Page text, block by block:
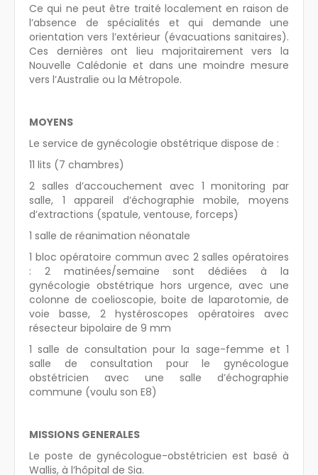
Ce qui ne peut être traité localement en raison de
l’absence de spécialités et qui demande une
orientation vers l’extérieur (évacuations sanitaires).
Ces dernières ont lieu majoritairement vers la
Nouvelle Calédonie et dans une moindre mesure
vers l’Australie ou la Métropole.
MOYENS
Le service de gynécologie obstétrique dispose de :
11 lits (7 chambres)
2 salles d’accouchement avec 1 monitoring par
salle, 1 appareil d’échographie mobile, moyens
d’extractions (spatule, ventouse, forceps)
1 salle de réanimation néonatale
1 bloc opératoire commun avec 2 salles opératoires
: 2 matinées/semaine sont dédiées à la
gynécologie obstétrique hors urgence, avec une
colonne de coelioscopie, boite de laparotomie, de
voie basse, 2 hystéroscopes opératoires avec
résecteur bipolaire de 9 mm
1 salle de consultation pour la sage-femme et 1
salle de consultation pour le gynécologue
obstétricien avec une salle d’échographie
commune (voulu son E8)
MISSIONS GENERALES
Le poste de gynécologue-obstétricien est basé à
Wallis, à l’hôpital de Sia.